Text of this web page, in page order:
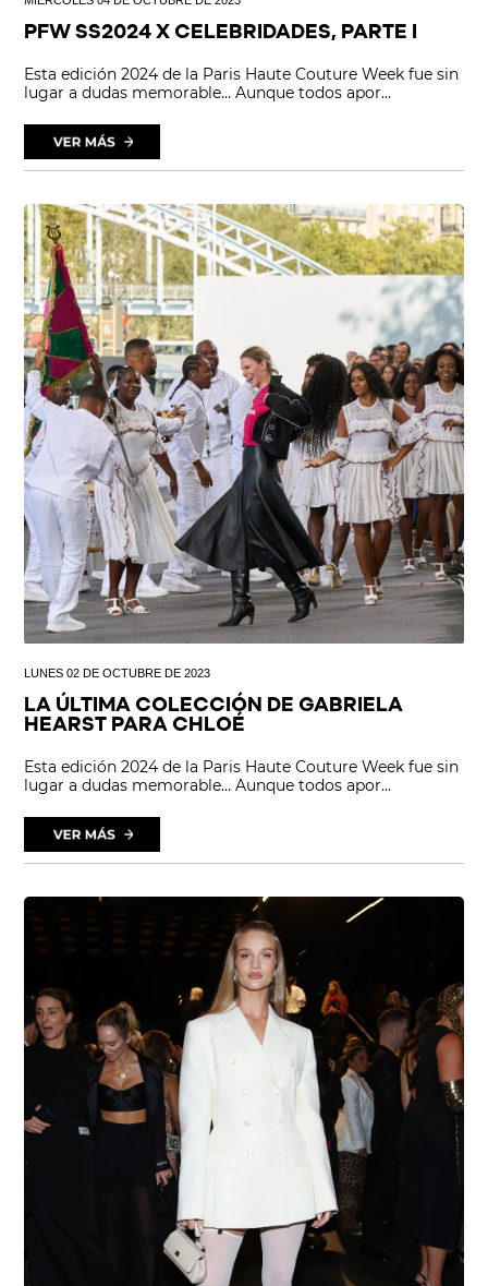
PFW SS2024 X CELEBRIDADES, PARTE I
Esta edición 2024 de la Paris Haute Couture Week fue sin
lugar a dudas memorable… Aunque todos apor...
LUNES 02 DE OCTUBRE DE 2023
LA ÚLTIMA COLECCIÓN DE GABRIELA
HEARST PARA CHLOÉ
Esta edición 2024 de la Paris Haute Couture Week fue sin
lugar a dudas memorable… Aunque todos apor...